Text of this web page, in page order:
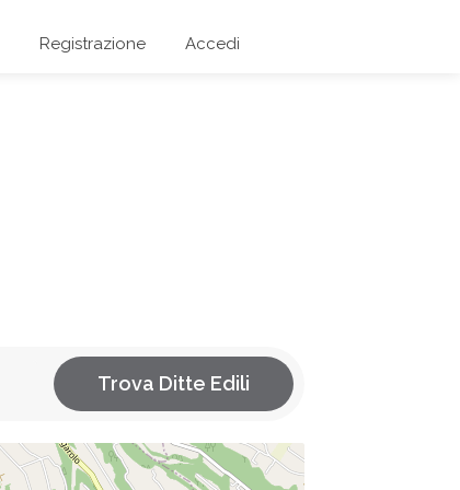
Registrazione Accedi
Trova Ditte Edili